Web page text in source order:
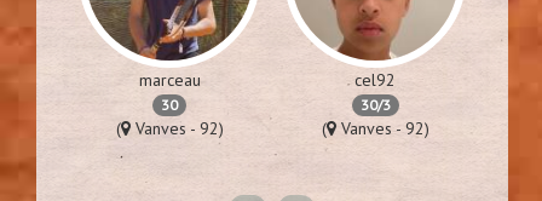
marceau
30
( Vanves - 92)
cel92
30/3
( Vanves - 92)